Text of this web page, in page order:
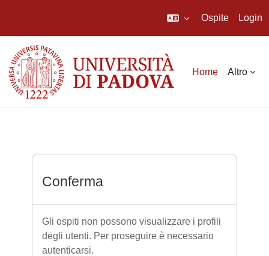
Ospite Login
Home Altro
Conferma
Gli ospiti non possono visualizzare i profili
degli utenti. Per proseguire è necessario
autenticarsi.